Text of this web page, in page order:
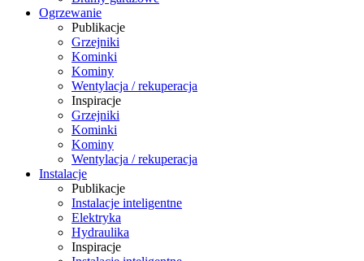
Ogrzewanie
Publikacje
Grzejniki
Kominki
Kominy
Wentylacja / rekuperacja
Inspiracje
Grzejniki
Kominki
Kominy
Wentylacja / rekuperacja
Instalacje
Publikacje
Instalacje inteligentne
Elektryka
Hydraulika
Inspiracje